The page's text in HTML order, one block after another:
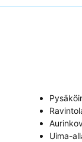
Uima-